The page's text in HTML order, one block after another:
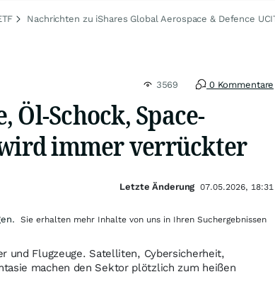
Nachrichten zu iShares Global Aerospace & Defence
3569 0 Kommentare
Schock, Space-
immer verrückter
und Flugzeuge. Satelliten, Cybersicherheit,
machen den Sektor plötzlich zum heißen
Letzte Änderung 07.05.2026, 18:31
Sie erhalten mehr Inhalte von uns in Ihren Suchergebnissen